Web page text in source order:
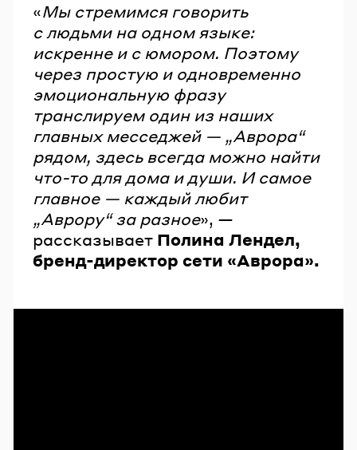
«Мы стремимся говорить
с людьми на одном языке:
искренне и с юмором. Поэтому
через простую и одновременно
эмоциональную фразу
транслируем один из наших
главных месседжей — „Аврора“
рядом, здесь всегда можно найти
что-то для дома и души. И самое
главное — каждый любит
„Аврору“ за разное», —
рассказывает Полина Лендел,
бренд-директор сети «Аврора».